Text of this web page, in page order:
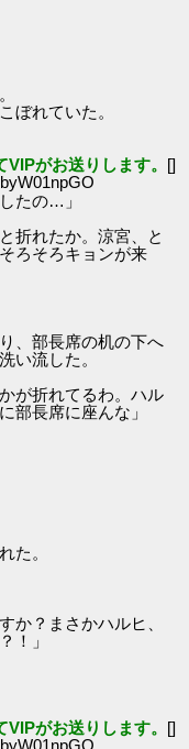
ぼれていた。
がお送りします。 []
たの…」
折れたか。涼宮、と
ろそろキョンが来
、部長席の机の下へ
い流した。
が折れてるわ。ハル
部長席に座んな」
た。
か？まさかハルヒ、
！」
がお送りします。 []